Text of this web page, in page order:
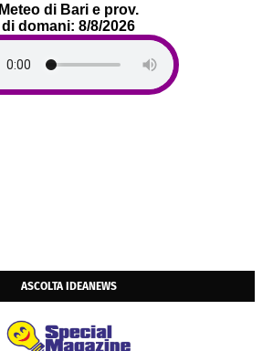
Meteo di Bari e prov.
di domani: 8/8/2026
ASCOLTA IDEANEWS